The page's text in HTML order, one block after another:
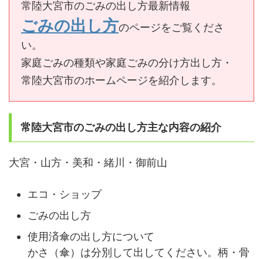
常陸大宮市のごみの出し方最新情報
ごみの出し方のページをご覧くださ
い。
家庭ごみの種類や家庭ごみの分け方出し方・
常陸大宮市のホームページを紹介します。
常陸大宮市のごみの出し方主な内容の紹介
大宮・山方・美和・緒川・御前山
エコ・ショップ
ごみの出し方
使用済傘の出し方について
かさ（傘）は分別して出してください。柄・骨